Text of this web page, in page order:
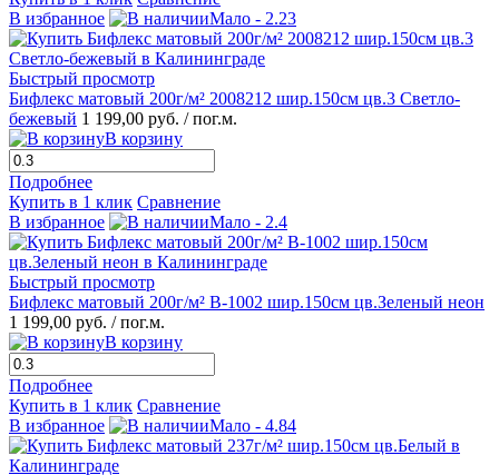
В избранное
Мало - 2.23
Быстрый просмотр
Бифлекс матовый 200г/м² 2008212 шир.150см цв.3 Светло-
бежевый 1 199,00 руб. / пог.м.
В корзину
Подробнее
Купить в 1 клик Сравнение
В избранное
Мало - 2.4
Быстрый просмотр
Бифлекс матовый 200г/м² B-1002 шир.150см цв.Зеленый неон
1 199,00 руб. / пог.м.
В корзину
Подробнее
Купить в 1 клик Сравнение
В избранное
Мало - 4.84